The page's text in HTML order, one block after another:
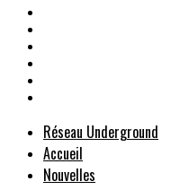
Réseau Underground
Accueil
Nouvelles